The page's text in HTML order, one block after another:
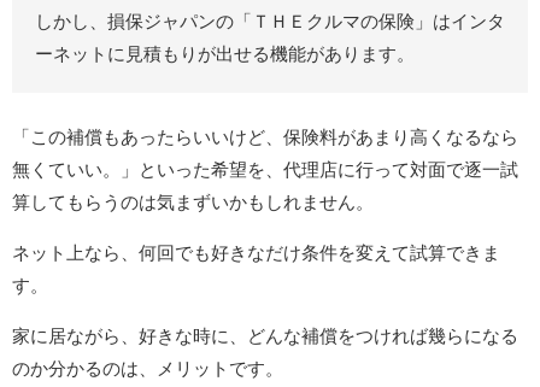
しかし、損保ジャパンの「ＴＨＥクルマの保険」はインタ
ーネットに見積もりが出せる機能があります。
「この補償もあったらいいけど、保険料があまり高くなるなら
無くていい。」といった希望を、代理店に行って対面で逐一試
算してもらうのは気まずいかもしれません。
ネット上なら、何回でも好きなだけ条件を変えて試算できま
す。
家に居ながら、好きな時に、どんな補償をつければ幾らになる
のか分かるのは、メリットです。